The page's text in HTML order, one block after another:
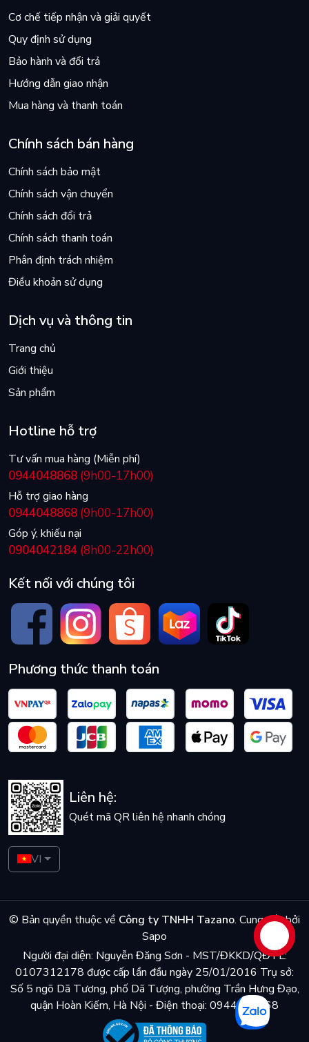
Cơ chế tiếp nhận và giải quyết
Quy định sử dụng
Bảo hành và đổi trả
Hướng dẫn giao nhận
Mua hàng và thanh toán
Chính sách bán hàng
Chính sách bảo mật
Chính sách vận chuyển
Chính sách đổi trả
Chính sách thanh toán
Phân định trách nhiệm
Điều khoản sử dụng
Dịch vụ và thông tin
Trang chủ
Giới thiệu
Sản phẩm
Hotline hỗ trợ
Tư vấn mua hàng (Miễn phí)
0944048868 (9h00-17h00)
Hỗ trợ giao hàng
0944048868 (9h00-17h00)
Góp ý, khiếu nại
0904042184 (8h00-22h00)
Kết nối với chúng tôi
Phương thức thanh toán
Liên hệ:
Quét mã QR liên hệ nhanh chóng
VI
© Bản quyền thuộc về Công ty TNHH Tazano. Cung cấp bởi
Sapo
Người đại diện: Nguyễn Đăng Sơn - MST/ĐKKD/QĐTL:
0107312178 được cấp lần đầu ngày 25/01/2016 Trụ sở:
Số 5 ngõ Dã Tương, phố Dã Tượng, phường Trần Hưng Đạo,
quận Hoàn Kiếm, Hà Nội - Điện thoại: 0944048868
Liên hệ